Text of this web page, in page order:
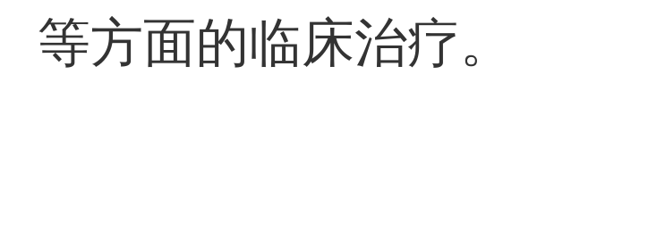
等方面的临床治疗。